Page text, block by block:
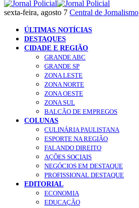
sexta-feira, agosto 7 Central de Jornalismo
ÚLTIMAS NOTÍCIAS
DESTAQUES
CIDADE E REGIÃO
GRANDE ABC
GRANDE SP
ZONA LESTE
ZONA NORTE
ZONA OESTE
ZONA SUL
BALCÃO DE EMPREGOS
COLUNAS
CULINÁRIA PAULISTANA
ESPORTE NA REGIÃO
FALANDO DIREITO
AÇÕES SOCIAIS
NEGÓCIOS EM DESTAQUE
PROFISSIONAL DESTAQUE
EDITORIAL
ECONOMIA
EDUCAÇÃO